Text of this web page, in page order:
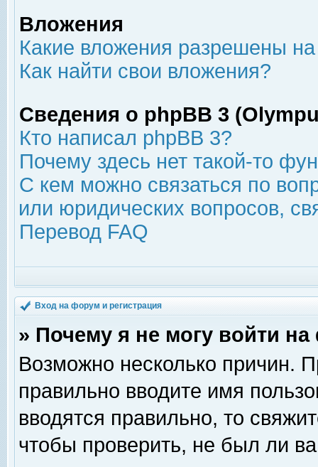
Вложения
Какие вложения разрешены
Как найти свои вложения?
Сведения о phpBB 3
Кто написал phpBB 3?
Почему здесь нет такой-то
С кем можно связаться по
или юридических вопросов,
Перевод FAQ
Вход на форум и регистрация
» Почему я не могу войти
Возможно несколько причин.
правильно вводите имя
вводятся правильно, то
чтобы проверить, не был ли